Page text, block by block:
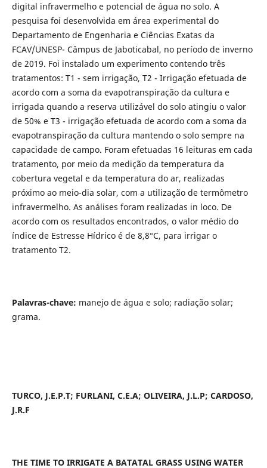
digital infravermelho e potencial de água no solo. A
pesquisa foi desenvolvida em área experimental do
Departamento de Engenharia e Ciências Exatas da
FCAV/UNESP- Câmpus de Jaboticabal, no período de inverno
de 2019. Foi instalado um experimento contendo três
tratamentos: T1 - sem irrigação, T2 - Irrigação efetuada de
acordo com a soma da evapotranspiração da cultura e
irrigada quando a reserva utilizável do solo atingiu o valor
de 50% e T3 - irrigação efetuada de acordo com a soma da
evapotranspiração da cultura mantendo o solo sempre na
capacidade de campo. Foram efetuadas 16 leituras em cada
tratamento, por meio da medição da temperatura da
cobertura vegetal e da temperatura do ar, realizadas
próximo ao meio-dia solar, com a utilização de termômetro
infravermelho. As análises foram realizadas in loco. De
acordo com os resultados encontrados, o valor médio do
índice de Estresse Hídrico é de 8,8°C, para irrigar o
tratamento T2.
Palavras-chave: manejo de água e solo; radiação solar;
grama.
TURCO, J.E.P.T; FURLANI, C.E.A; OLIVEIRA, J.L.P; CARDOSO,
J.R.F
THE TIME TO IRRIGATE A BATATAL GRASS USING WATER